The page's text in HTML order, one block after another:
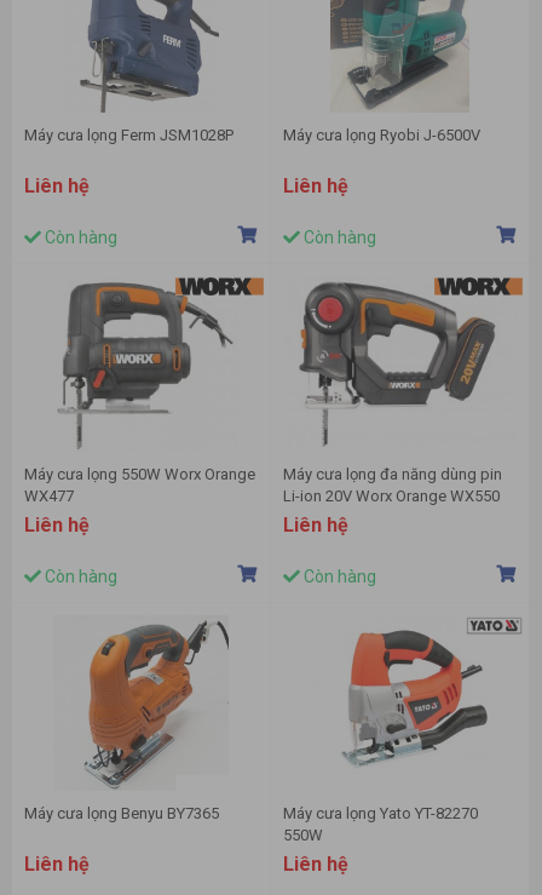
Máy cưa lọng Ferm JSM1028P
Liên hệ
Còn hàng
Máy cưa lọng Ryobi J-6500V
Liên hệ
Còn hàng
Máy cưa lọng 550W Worx Orange
WX477
Liên hệ
Còn hàng
Máy cưa lọng đa năng dùng pin
Li-ion 20V Worx Orange WX550
Liên hệ
Còn hàng
Máy cưa lọng Benyu BY7365
Liên hệ
Máy cưa lọng Yato YT-82270
550W
Liên hệ